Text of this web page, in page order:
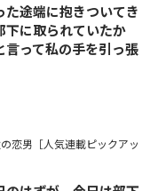
た途端に抱きついてき
下に取られていたか
って私の手を引っ張
恋男［人気連載ピックアッ